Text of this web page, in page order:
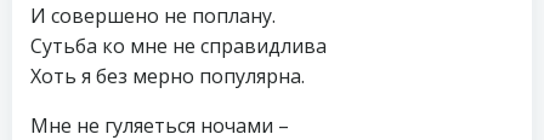
И совершено не поплану.
Сутьба ко мне не справидлива
Хоть я без мерно популярна.
Мне не гуляеться ночами –